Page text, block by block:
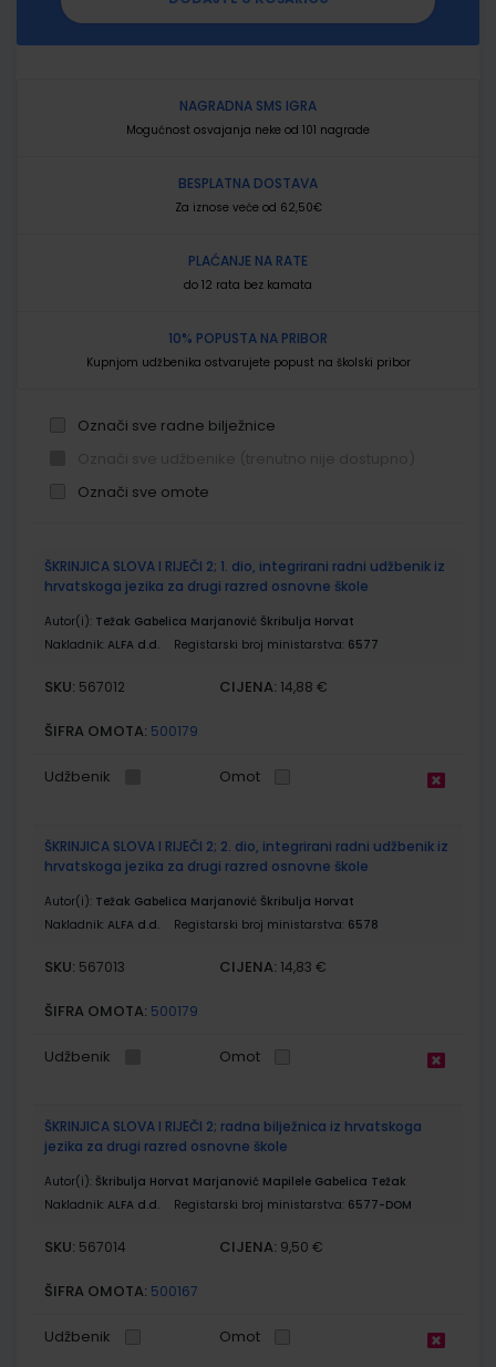
NAGRADNA SMS IGRA
Mogućnost osvajanja neke od 101 nagrade
BESPLATNA DOSTAVA
Za iznose veće od 62,50€
PLAĆANJE NA RATE
do 12 rata bez kamata
10% POPUSTA NA PRIBOR
Kupnjom udžbenika ostvarujete popust na školski pribor
Označi sve radne bilježnice
Označi sve omote
proizvodi
ŠKRINJICA SLOVA I RIJEČI 2; 1. dio, integrirani radni udžbenik iz
hrvatskoga jezika za drugi razred osnovne škole
Autor(i): Težak Gabelica Marjanović Škribulja Horvat
Nakladnik: ALFA d.d. Registarski broj ministarstva: 6577
SKU: 567012 CIJENA: 14,88 €
ŠIFRA OMOTA: 500179
Udžbenik Omot
ŠKRINJICA SLOVA I RIJEČI 2; 2. dio, integrirani radni udžbenik iz
hrvatskoga jezika za drugi razred osnovne škole
Autor(i): Težak Gabelica Marjanović Škribulja Horvat
Nakladnik: ALFA d.d. Registarski broj ministarstva: 6578
SKU: 567013 CIJENA: 14,83 €
ŠIFRA OMOTA: 500179
Udžbenik Omot
ŠKRINJICA SLOVA I RIJEČI 2; radna bilježnica iz hrvatskoga
jezika za drugi razred osnovne škole
Autor(i): Škribulja Horvat Marjanović Mapilele Gabelica Težak
Nakladnik: ALFA d.d. Registarski broj ministarstva: 6577-DOM
SKU: 567014 CIJENA: 9,50 €
ŠIFRA OMOTA: 500167
Udžbenik Omot